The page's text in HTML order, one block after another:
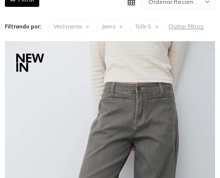
Recientes
Filtrando por: Vestimenta Jeans Talle 5 Quitar filtros